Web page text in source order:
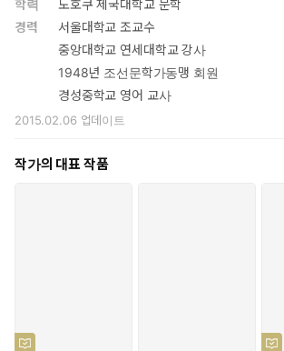
시집을 선정함에 있어서는 한국 현대시 100년사
이 있는 시집, 그중에서도 문학사적으로 의의가
였다. 그렇게 최초의 창작시집 『해파리의 노래
주 시인의 『하늘과 바람과 별과 시』(1948)까
르는 시집들이 선정되었다.
김기림의 두 번째 시집으로 그의 초기시 91편
학력
도호쿠 제국대학교 문학
경력
서울대학교 조교수
중앙대학교 연세대학교 강사
1948년 조선문학가동맹 회원
경성중학교 영어 교사
2015.02.06 업데이트
작가의 대표 작품